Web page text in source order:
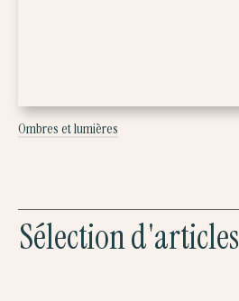
Ombres et lumières
Sélection d'articles